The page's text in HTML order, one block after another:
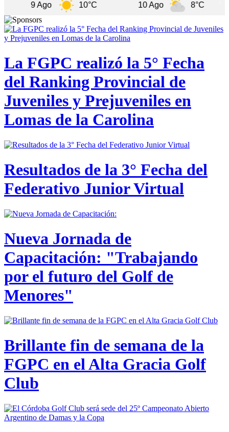
10°C 8°C
La FGPC realizó la 5° Fecha
del Ranking Provincial de
Juveniles y Prejuveniles en
Lomas de la Carolina
Resultados de la 3° Fecha del
Federativo Junior Virtual
Nueva Jornada de
Capacitación: "Trabajando
por el futuro del Golf de
Menores"
Brillante fin de semana de la
FGPC en el Alta Gracia Golf
Club